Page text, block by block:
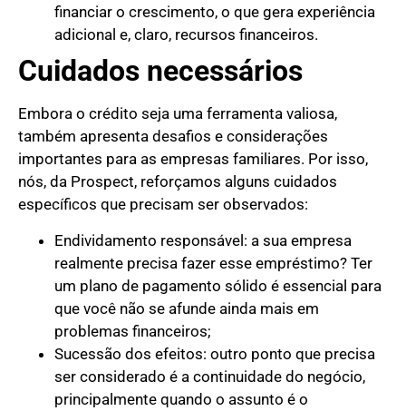
financiar o crescimento, o que gera experiência
adicional e, claro, recursos financeiros.
Cuidados necessários
Embora o crédito seja uma ferramenta valiosa,
também apresenta desafios e considerações
importantes para as empresas familiares. Por isso,
nós, da Prospect, reforçamos alguns cuidados
específicos que precisam ser observados:
Endividamento responsável: a sua empresa
realmente precisa fazer esse empréstimo? Ter
um plano de pagamento sólido é essencial para
que você não se afunde ainda mais em
problemas financeiros;
Sucessão dos efeitos: outro ponto que precisa
ser considerado é a continuidade do negócio,
principalmente quando o assunto é o